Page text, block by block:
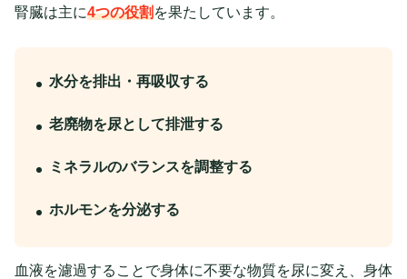
腎臓は主に4つの役割 を果たしています。
水分を排出・再吸収する
老廃物を尿として排泄する
ミネラルのバランスを調整する
ホルモンを分泌する
血液を濾過することで身体に不要な物質を尿に変え、身体